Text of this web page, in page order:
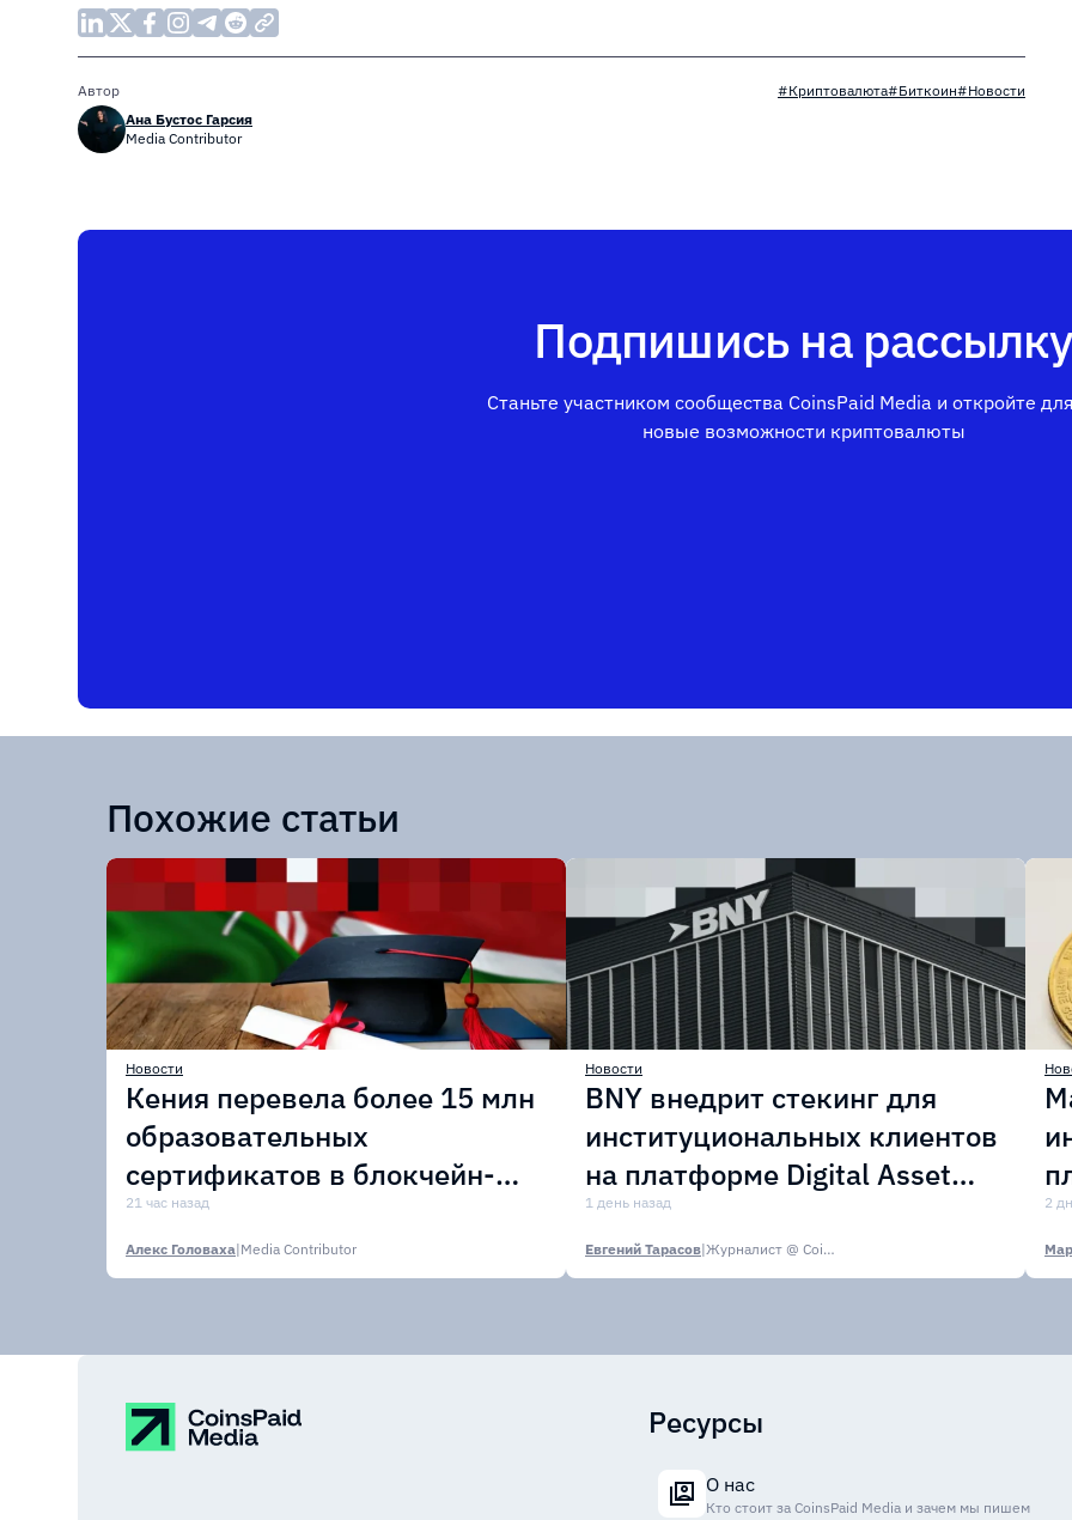
Автор
Ана Бустос Гарсия
Media Contributor
#Криптовалюта#Биткоин#Новости
Подпишись на рассылку
Станьте участником сообщества CoinsPaid Media и откройте
новые возможности криптовалюты
Похожие статьи
Новости
Кения перевела более 15 млн
образовательных
сертификатов в блокчейн-
сеть Avalanche
21 час назад
Алекс Головаха|Media Contributor
Новости
BNY внедрит стекинг для
институциональных клиентов
на платформе Digital Asset
Custody
1 день назад
Евгений Тарасов| Журналист @ CoinsPaid Media
2
Ресурсы
О нас
Кто стоит за CoinsPaid Media и зачем мы пишем